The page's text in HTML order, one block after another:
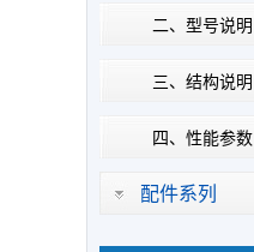
二、型号说明
三、结构说明
四、性能参数
配件系列